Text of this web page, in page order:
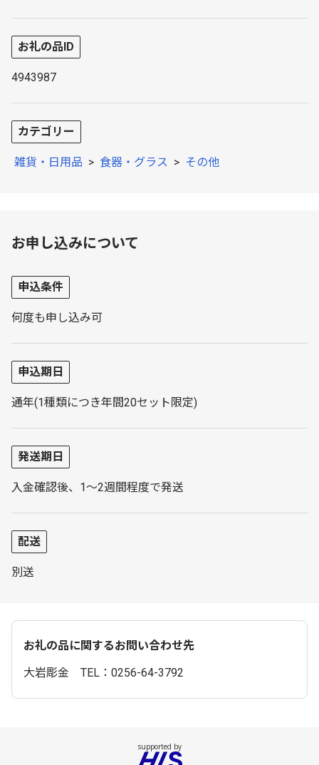
お礼の品ID
4943987
カテゴリー
雑貨・日用品 > 食器・グラス > その他
お申し込みについて
申込条件
何度も申し込み可
申込期日
通年(1種類につき年間20セット限定)
発送期日
入金確認後、1～2週間程度で発送
配送
別送
お礼の品に関するお問い合わせ先
大岩彫金 TEL：0256-64-3792